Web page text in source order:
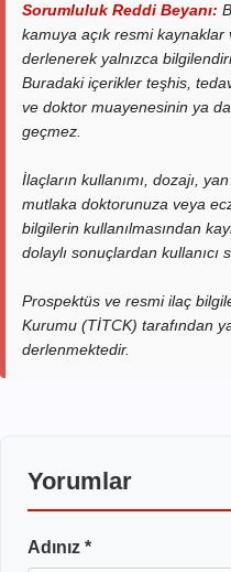
Sorumluluk Reddi Beyanı:
kamuya açık resmi
derlenerek yalnızca
Buradaki içerikler teşhis,
ve doktor muayenesinin ya da
geçmez.
İlaçların kullanımı, dozajı,
mutlaka doktorunuza veya
bilgilerin kullanılmasından
dolaylı sonuçlardan kullanıcı
Prospektüs ve resmi ilaç
Kurumu (TİTCK) tarafından
derlenmektedir.
Yorumlar
Adınız *